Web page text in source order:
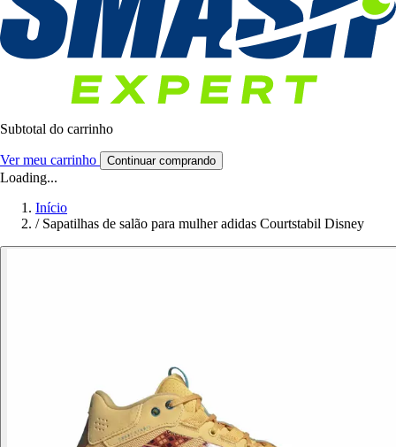
Subtotal do carrinho
Ver meu carrinho Continuar comprando
Loading...
Início
/ Sapatilhas de salão para mulher adidas Courtstabil Disney